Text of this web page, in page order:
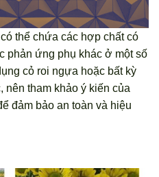
thể chứa các hợp chất có
phản ứng phụ khác ở một số
cỏ roi ngựa hoặc bất kỳ
nên tham khảo ý kiến của
đảm bảo an toàn và hiệu